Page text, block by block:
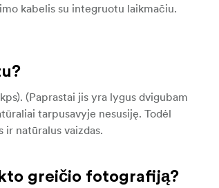
kabelis su integruotu laikmačiu.
(Paprastai jis yra lygus dvigubam
tarpusavyje nesusiję. Todėl
natūralus vaizdas.
greičio fotografiją?